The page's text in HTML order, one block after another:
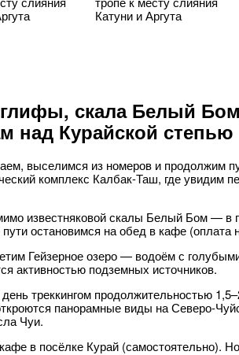
скала Белый
над Курайской степью
выселимся из номеров и продолжим
комплекс Калбак-Таш, где
известняковой скалы Белый Бом — в
остановимся на обед в кафе (оплата
Гейзерное озеро — водоём с
активностью подземных источников.
треккингом продолжительностью
панорамные виды на Северо-
Чуи.
в посёлке Курай (самостоятельно).